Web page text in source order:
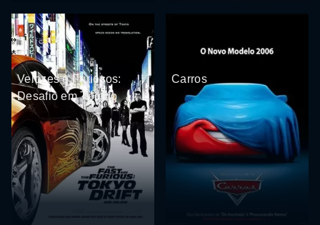
Velozes e Furiosos:
Desafio em Tóquio
Carros